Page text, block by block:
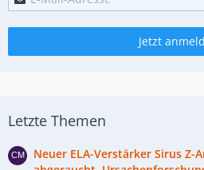
Jetzt
Letzte Themen
Neuer ELA-Verstärker Sirus Z-